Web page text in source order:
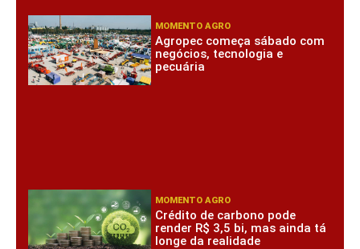
MOMENTO AGRO
Agropec começa sábado com
negócios, tecnologia e
pecuária
MOMENTO AGRO
Crédito de carbono pode
render R$ 3,5 bi, mas ainda tá
longe da realidade